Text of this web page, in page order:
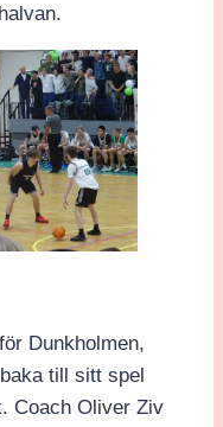
Dunkholmen,
till sitt spel
Coach Oliver Ziv